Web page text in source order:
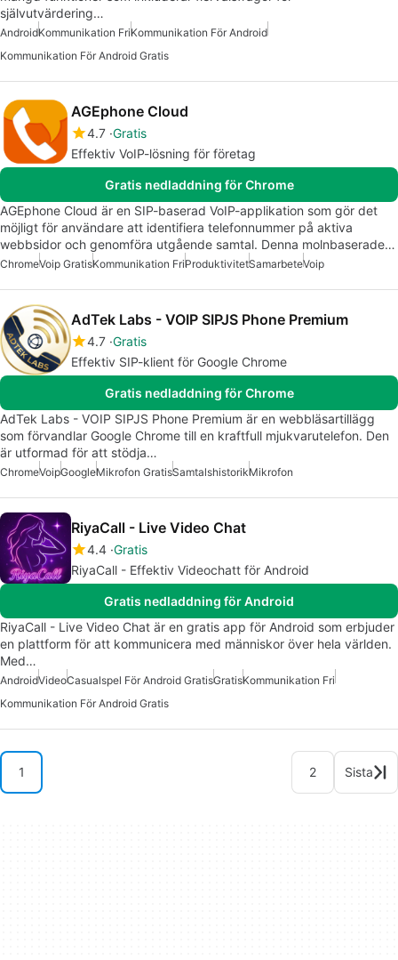
självutvärdering…
AndroidKommunikation FriKommunikation För Android
Kommunikation För Android Gratis
AGEphone Cloud
4.7 Gratis
Effektiv VoIP-lösning för företag
Gratis nedladdning för Chrome
AGEphone Cloud är en SIP-baserad VoIP-applikation som gör det
möjligt för användare att identifiera telefonnummer på aktiva
webbsidor och genomföra utgående samtal. Denna molnbaserade…
ChromeVoip GratisKommunikation FriProduktivitetSamarbeteVoip
AdTek Labs - VOIP SIPJS Phone Premium
4.7 Gratis
Effektiv SIP-klient för Google Chrome
Gratis nedladdning för Chrome
AdTek Labs - VOIP SIPJS Phone Premium är en webbläsartillägg
som förvandlar Google Chrome till en kraftfull mjukvarutelefon. Den
är utformad för att stödja…
ChromeVoipGoogleMikrofon GratisSamtalshistorikMikrofon
RiyaCall - Live Video Chat
4.4 Gratis
RiyaCall - Effektiv Videochatt för Android
Gratis nedladdning för Android
RiyaCall - Live Video Chat är en gratis app för Android som erbjuder
en plattform för att kommunicera med människor över hela världen.
Med…
AndroidVideoCasualspel För Android GratisGratisKommunikation Fri
Kommunikation För Android Gratis
1 2 Sista